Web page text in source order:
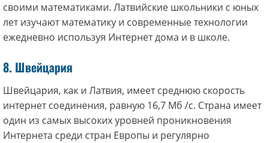
своими математиками. Латвийские школьники с юных
лет изучают математику и современные технологии
ежедневно используя Интернет дома и в школе.
8. Швейцария
Швейцария, как и Латвия, имеет среднюю скорость
интернет соединения, равную 16,7 Мб /с. Страна имеет
один из самых высоких уровней проникновения
Интернета среди стран Европы и регулярно